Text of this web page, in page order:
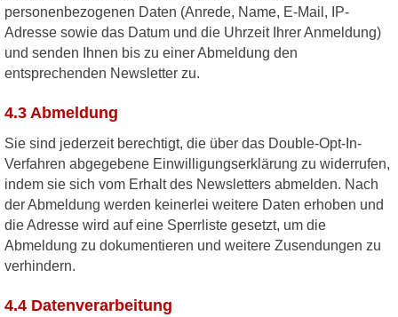
personenbezogenen Daten (Anrede, Name, E-Mail, IP-
Adresse sowie das Datum und die Uhrzeit Ihrer Anmeldung)
und senden Ihnen bis zu einer Abmeldung den
entsprechenden Newsletter zu.
4.3 Abmeldung
Sie sind jederzeit berechtigt, die über das Double-Opt-In-
Verfahren abgegebene Einwilligungserklärung zu widerrufen,
indem sie sich vom Erhalt des Newsletters abmelden. Nach
der Abmeldung werden keinerlei weitere Daten erhoben und
die Adresse wird auf eine Sperrliste gesetzt, um die
Abmeldung zu dokumentieren und weitere Zusendungen zu
verhindern.
4.4 Datenverarbeitung